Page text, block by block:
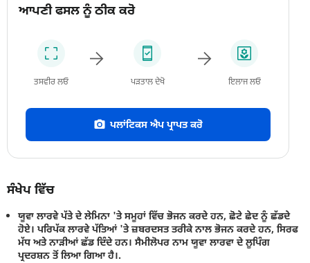
ਆਪਣੀ ਫਸਲ ਨੂੰ ਠੀਕ ਕਰੋ
ਤਸਵੀਰ ਲਓ ਪੜਤਾਲ ਦੇਖੋ ਇਲਾਜ ਲਓ
ਪਲਾਂਟਿਕਸ ਐਪ ਪ੍ਰਾਪਤ ਕਰੋ
ਸੰਖੇਪ ਵਿੱਚ
ਯੂਵਾ ਲਾਰਵੇ ਪੱਤੇ ਦੇ ਲੇਮਿਨਾ 'ਤੇ ਸਮੂਹਾਂ ਵਿੱਚ ਭੋਜਨ ਕਰਦੇ ਹਨ, ਛੋਟੇ ਛੇਦ ਨੂੰ ਛੱਡਦੇ
ਹੋਏ। ਪਰਿਪੱਕ ਲਾਰਵੇ ਪੱਤਿਆਂ 'ਤੇ ਜ਼ਬਰਦਸਤ ਤਰੀਕੇ ਨਾਲ ਭੋਜਨ ਕਰਦੇ ਹਨ, ਸਿਰਫ
ਮੱਧ ਅਤੇ ਨਾੜੀਆਂ ਛੱਡ ਦਿੰਦੇ ਹਨ। ਸੈਮੀਲੋਪਰ ਨਾਮ ਯੂਵਾ ਲਾਰਵਾ ਦੇ ਲੂਪਿੰਗ
ਪ੍ਰਦਰਸ਼ਨ ਤੋਂ ਲਿਆ ਗਿਆ ਹੈ।.